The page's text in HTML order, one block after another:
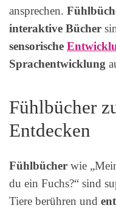
ansprechen.
interaktive Bücher
sensorische
Sprachentwicklung
Fühlbücher
Entdecken
Fühlbücher wie
du ein Fuchs?“ sind
Tiere berühren und